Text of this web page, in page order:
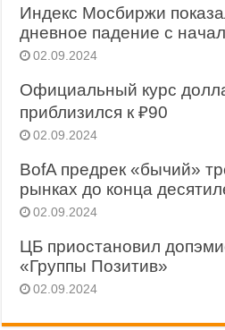
Индекс Мосбиржи
дневное падение с
02.09.2024
Официальный курс
приблизился к ₽90
02.09.2024
BofA предрек «бычий»
рынках до конца
02.09.2024
ЦБ приостановил
«Группы Позитив»
02.09.2024